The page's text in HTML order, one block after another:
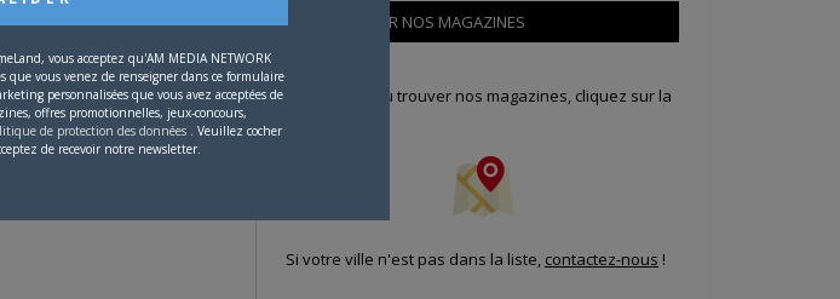
OÙ TROUVER NOS MAGAZINES
Pour savoir où trouver nos magazines, cliquez sur la
Si votre ville n'est pas dans la liste, contactez-nous !
vous acceptez qu'AM MEDIA NETWORK
que vous venez de renseigner dans ce formulaire
personnalisées que vous avez acceptées de
offres promotionnelles, jeux-concours,
de protection des données . Veuillez cocher
de recevoir notre newsletter.